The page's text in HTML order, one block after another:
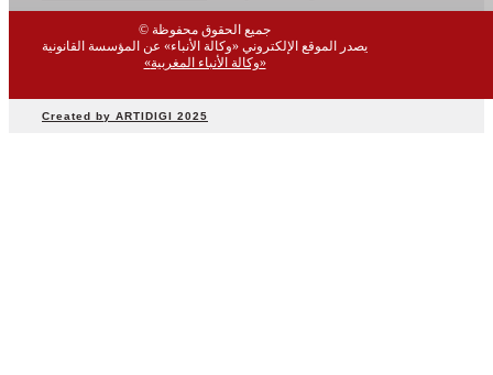
© جميع الحقوق محفوظة
يصدر الموقع الإلكتروني «وكالة الأنباء» عن المؤسسة القانونية
«وكالة الأنباء المغربية»
Created by ARTIDIGI 2025